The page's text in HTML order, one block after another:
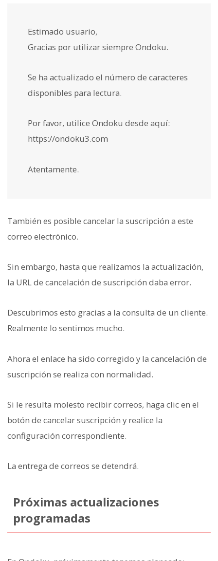
Estimado usuario,
Gracias por utilizar siempre Ondoku.
Se ha actualizado el número de caracteres
disponibles para lectura.
Por favor, utilice Ondoku desde aquí:
https://ondoku3.com
Atentamente.
También es posible cancelar la suscripción a este
correo electrónico.
Sin embargo, hasta que realizamos la actualización,
la URL de cancelación de suscripción daba error.
Descubrimos esto gracias a la consulta de un cliente.
Realmente lo sentimos mucho.
Ahora el enlace ha sido corregido y la cancelación de
suscripción se realiza con normalidad.
Si le resulta molesto recibir correos, haga clic en el
botón de cancelar suscripción y realice la
configuración correspondiente.
La entrega de correos se detendrá.
Próximas actualizaciones
programadas